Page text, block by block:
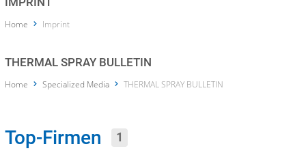
Home Imprint
THERMAL SPRAY BULLETIN
Home Specialized Media THERMAL SPRAY BULLETIN
Top-Firmen 1